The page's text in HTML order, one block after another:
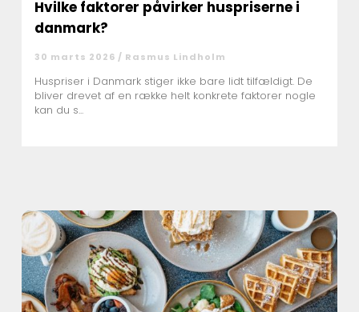
Hvilke faktorer påvirker huspriserne i
danmark?
30 marts 2026 / Rasmus Lindholm
Huspriser i Danmark stiger ikke bare lidt tilfældigt. De
bliver drevet af en række helt konkrete faktorer nogle
kan du s...